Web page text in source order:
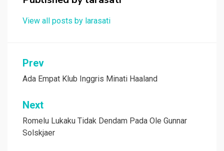
k
p
View all posts by larasati
Navigasi
pos
Prev
Ada Empat Klub Inggris Minati Haaland
Next
Romelu Lukaku Tidak Dendam Pada Ole Gunnar
Solskjaer